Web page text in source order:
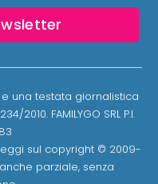
una testata giornalistica
2010. FAMILYGO SRL P.I.
sul copyright © 2009-
parziale, senza